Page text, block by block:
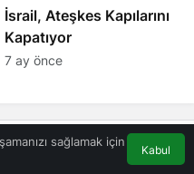
İsrail, Ateşkes Kapılarını
Kapatıyor
7 ay önce
sağlamak için
Kabul
Trafik